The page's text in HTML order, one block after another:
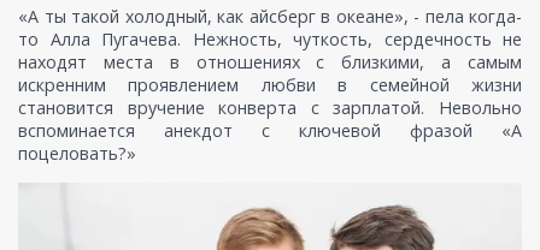
«А ты такой холодный, как айсберг в океане», - пела когда-
то Алла Пугачева. Нежность, чуткость, сердечность не
находят места в отношениях с близкими, а самым
искренним проявлением любви в семейной жизни
становится вручение конверта с зарплатой. Невольно
вспоминается анекдот с ключевой фразой «А
поцеловать?»